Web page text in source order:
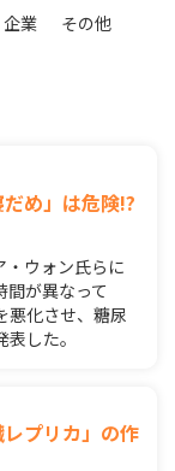
企業 その他
め」は危険!?
・ウォン氏らに
間が異なって
悪化させ、糖尿
した。
プリカ」の作